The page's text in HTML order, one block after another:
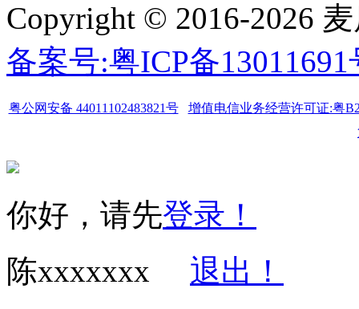
Copyright © 2016-2026
备案号:粤ICP备13011691
粤公网安备 44011102483821号
增值电信业务经营许可证:粤
你好，请先登录！
陈xxxxxxx
退出！